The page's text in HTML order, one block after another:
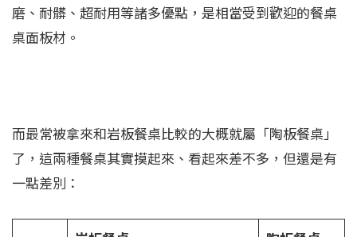
磨、耐髒、超耐用等諸多優點，是相當受到歡迎的餐桌
桌面板材。
而最常被拿來和岩板餐桌比較的大概就屬「陶板餐桌」
了，這兩種餐桌其實摸起來、看起來差不多，但還是有
一點差別：⁠